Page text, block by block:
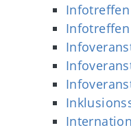
Infotreffen
Infotreffen